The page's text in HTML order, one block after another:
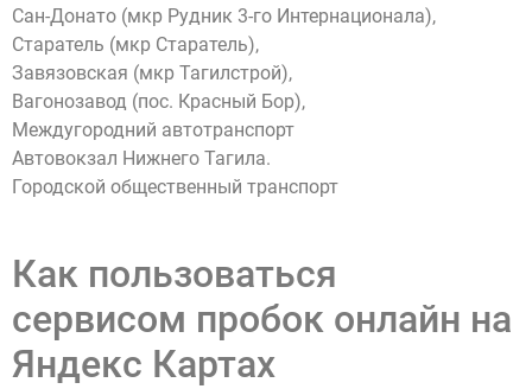
Сан-Донато (мкр Рудник 3-го Интернационала),
Старатель (мкр Старатель),
Завязовская (мкр Тагилстрой),
Вагонозавод (пос. Красный Бор),
Междугородний автотранспорт
Автовокзал Нижнего Тагила.
Городской общественный транспорт
Как пользоваться
сервисом пробок онлайн на
Яндекс Картах